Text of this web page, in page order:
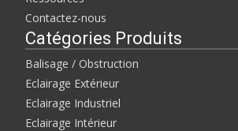
Contactez-nous
Catégories Produits
Balisage / Obstruction
Eclairage Extérieur
Eclairage Industriel
Eclairage Intérieur